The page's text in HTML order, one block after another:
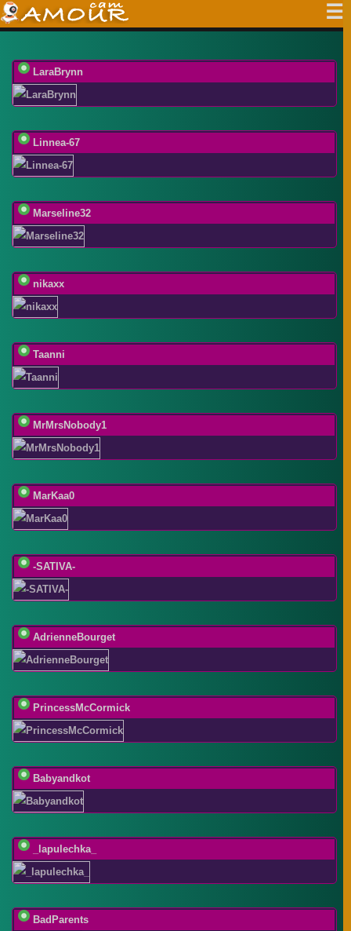
LaraBrynn
Linnea-67
Marseline32
nikaxx
Taanni
MrMrsNobody1
MarKaa0
-SATIVA-
AdrienneBourget
PrincessMcCormick
Babyandkot
_lapulechka_
BadParents